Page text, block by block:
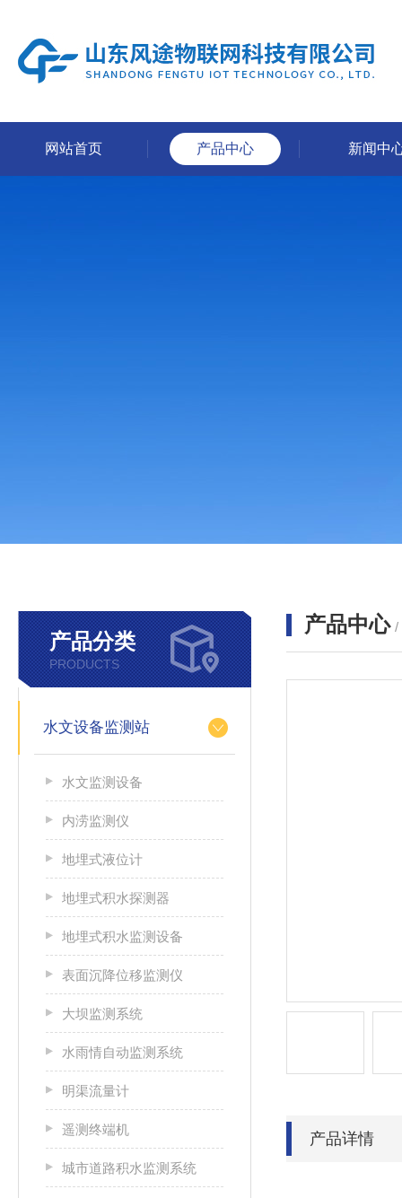
网站首页 产品中心 新闻中
产品分类
PRODUCTS
水文设备监测站
水文监测设备
内涝监测仪
地埋式液位计
地埋式积水探测器
地埋式积水监测设备
表面沉降位移监测仪
大坝监测系统
水雨情自动监测系统
明渠流量计
遥测终端机
城市道路积水监测系统
产品中心 /
产品详情